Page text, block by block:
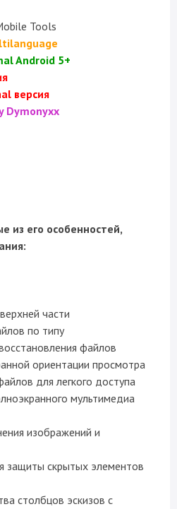
Tools
Android 5+
версия
Dymonyxx
из его особенностей,
части
по типу
файлов
ориентации просмотра
для легкого доступа
мультимедиа
изображений и
защиты скрытых элементов
столбцов эскизов с